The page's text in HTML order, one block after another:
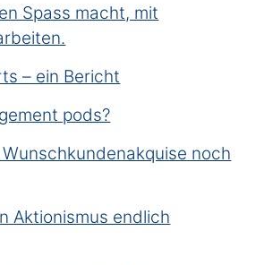
Spass macht, mit
– ein Bericht
pods?
noch
Aktionismus endlich